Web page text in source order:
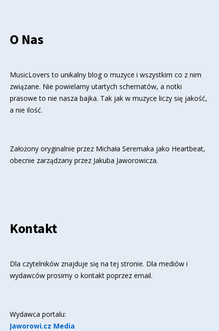
O Nas
MusicLovers to unikalny blog o muzyce i wszystkim co z nim
związane. Nie powielamy utartych schematów, a notki
prasowe to nie nasza bajka. Tak jak w muzyce liczy się jakość,
a nie ilość.
Założony oryginalnie przez Michała Seremaka jako Heartbeat,
obecnie zarządzany przez Jakuba Jaworowicza.
Kontakt
Dla czytelników znajduje się na tej stronie. Dla mediów i
wydawców prosimy o kontakt poprzez email.
Wydawca portalu:
Jaworowi.cz Media